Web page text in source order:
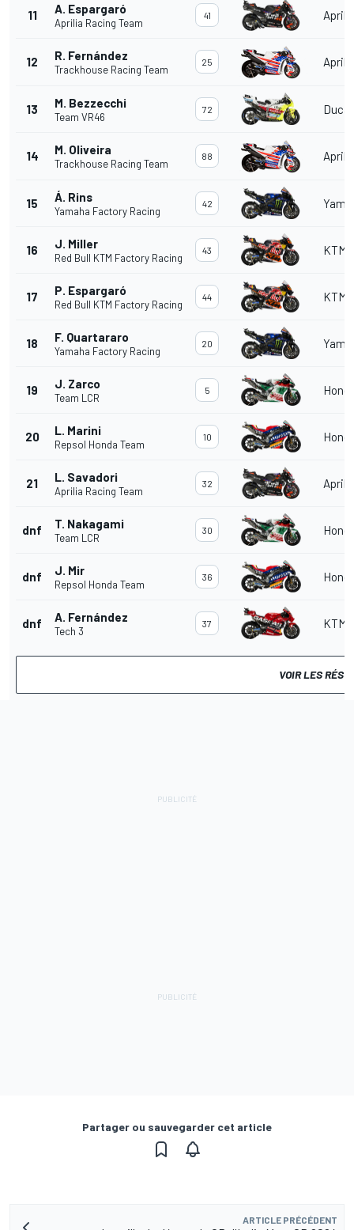
11 A. Espargaró
Aprilia Racing Team
41
12 R. Fernández
Trackhouse Racing Team
25
13 M. Bezzecchi
Team VR46
72
14 M. Oliveira
Trackhouse Racing Team
88
15 Á. Rins
Yamaha Factory Racing
42
16 J. Miller
Red Bull KTM Factory Racing
43 KTM
17 P. Espargaró
Red Bull KTM Factory Racing
44 KTM
18 F. Quartararo
Yamaha Factory Racing
20
19 J. Zarco
Team LCR
5
20 L. Marini
Repsol Honda Team
10
21 L. Savadori
Aprilia Racing Team
32
dnf T. Nakagami
Team LCR
30
dnf J. Mir
Repsol Honda Team
36
dnf A. Fernández
Tech 3
37 KTM
VOIR LES
Partager ou sauvegarder cet article
ARTICLE PRÉCÉDENT